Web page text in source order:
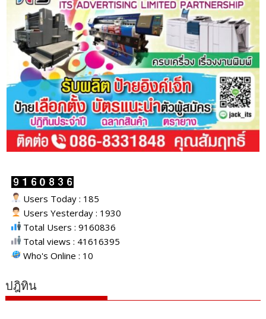
Users Today : 185
Users Yesterday : 1930
Total Users : 9160836
Total views : 41616395
Who's Online : 10
ปฎิทิน